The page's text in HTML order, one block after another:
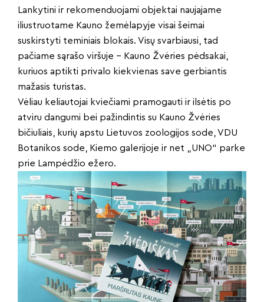
Lankytini ir rekomenduojami objektai naujajame
iliustruotame Kauno žemėlapyje visai šeimai
suskirstyti teminiais blokais. Visų svarbiausi, tad
pačiame sąrašo viršuje – Kauno Žvėries pėdsakai,
kuriuos aptikti privalo kiekvienas save gerbiantis
mažasis turistas.
Vėliau keliautojai kviečiami pramogauti ir ilsėtis po
atviru dangumi bei pažindintis su Kauno Žvėries
bičiuliais, kurių apstu Lietuvos zoologijos sode, VDU
Botanikos sode, Kiemo galerijoje ir net „UNO“ parke
prie Lampėdžio ežero.